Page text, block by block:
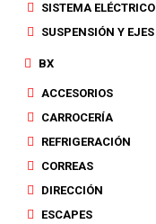
SISTEMA ELÉCTRICO
SUSPENSIÓN Y EJES
BX
ACCESORIOS
CARROCERÍA
REFRIGERACIÓN
CORREAS
DIRECCIÓN
ESCAPES